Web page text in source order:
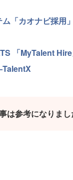
ム「カオナビ採
「MyTalent
は参考になりまし